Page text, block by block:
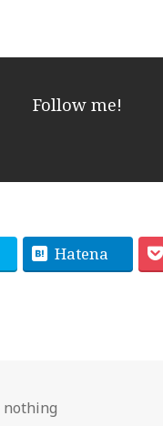
Follow me!
Hatena
カ
nothing